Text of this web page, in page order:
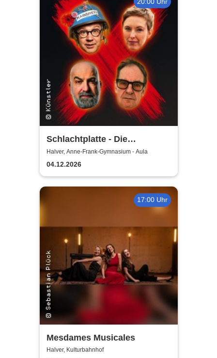
Schlachtplatte - Die
Jahresabrechnung 2026
Halver, Anne-Frank-Gymnasium - Aula
04.12.2026
17:00 Uhr
Mesdames Musicales
Halver, Kulturbahnhof